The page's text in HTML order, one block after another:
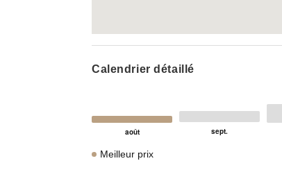
Calendrier détaillé
Meilleur prix